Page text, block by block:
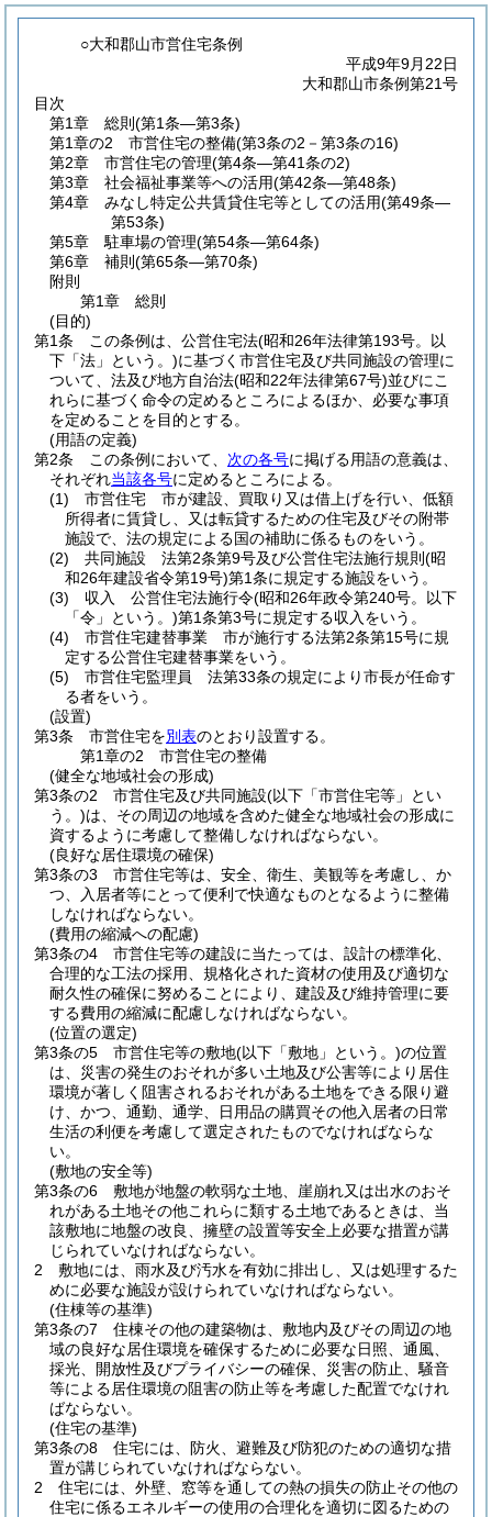
○大和郡山市営住宅条例
平成9年9月22日
大和郡山市条例第21号
目次
第1章
総則 (第1条―第3条)
第1章の2
市営住宅の整備(第3条の2－第3条の16)
第2章
市営住宅の管理(第4条―第41条の2)
第3章
社会福祉事業等への活用(第42条―第48条)
第4章
みなし特定公共賃貸住宅等としての活用(第49条―
第53条)
第5章
駐車場の管理(第54条―第64条)
第6章
補則 (第65条―第70条)
附則
第1章
総則
(目的)
第1条
この条例は、公営住宅法(昭和26年法律第193号。以
下「法」という。)に基づく市営住宅及び共同施設の管理に
ついて、法及び地方自治法(昭和22年法律第67号)並びにこ
れらに基づく命令の定めるところによるほか、必要な事項
を定めることを目的とする。
(用語の定義)
第2条
この条例において、 次の各号に掲げる用語の意義は、
それぞれ当該各号に定めるところによる。
(1)
市営住宅 市が建設、買取り又は借上げを行い、低額
所得者に賃貸し、又は転貸するための住宅及びその附帯
施設で、法の規定による国の補助に係るものをいう。
(2)
共同施設 法第2条第9号及び公営住宅法施行規則 (昭
和26年建設省令第19号)第1条に規定する施設をいう。
(3)
収入 公営住宅法施行令(昭和26年政令第240号。以下
「令」という。)第1条第3号に規定する収入をいう。
(4)
市営住宅建替事業 市が施行する法第2条第15号に規
定する公営住宅建替事業をいう。
(5)
市営住宅監理員 法第33条の規定により市長が任命す
る者をいう。
(設置)
第3条
市営住宅を別表のとおり設置する。
第1章の2
市営住宅の整備
(健全な地域社会の形成)
第3条の2
市営住宅及び共同施設(以下「市営住宅等」とい
う。)は、その周辺の地域を含めた健全な地域社会の形成に
資するように考慮して整備しなければならない。
(良好な居住環境の確保)
第3条の3
市営住宅等は、安全、衛生、美観等を考慮し、か
つ、入居者等にとって便利で快適なものとなるように整備
しなければならない。
(費用の縮減への配慮)
第3条の4
市営住宅等の建設に当たっては、設計の標準化、
合理的な工法の採用、規格化された資材の使用及び適切な
耐久性の確保に努めることにより、建設及び維持管理に要
する費用の縮減に配慮しなければならない。
(位置の選定)
第3条の5
市営住宅等の敷地(以下「敷地」という。)の位置
は、災害の発生のおそれが多い土地及び公害等により居住
環境が著しく阻害されるおそれがある土地をできる限り避
け、かつ、通勤、通学、日用品の購買その他入居者の日常
生活の利便を考慮して選定されたものでなければならな
い。
(敷地の安全等)
第3条の6
敷地が地盤の軟弱な土地、崖崩れ又は出水のおそ
れがある土地その他これらに類する土地であるときは、当
該敷地に地盤の改良、擁壁の設置等安全上必要な措置が講
じられていなければならない。
2
敷地には、雨水及び汚水を有効に排出し、又は処理するた
めに必要な施設が設けられていなければならない。
(住棟等の基準)
第3条の7
住棟その他の建築物は、敷地内及びその周辺の地
域の良好な居住環境を確保するために必要な日照、通風、
採光、開放性及びプライバシーの確保、災害の防止、騒音
等による居住環境の阻害の防止等を考慮した配置でなけれ
ばならない。
(住宅の基準)
第3条の8
住宅には、防火、避難及び防犯のための適切な措
置が講じられていなければならない。
2
住宅には、外壁、窓等を通しての熱の損失の防止その他の
住宅に係るエネルギーの使用の合理化を適切に図るための